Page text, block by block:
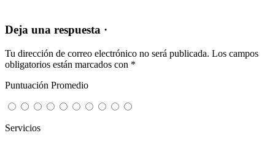
Deja una respuesta ·
Tu dirección de correo electrónico no será publicada. Los campos
obligatorios están marcados con *
Puntuación Promedio
Servicios